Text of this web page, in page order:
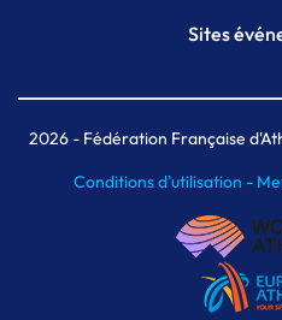
Plateforme
Sites
Meeting de
MAIF
2026- Fédération Française
Conditions d'utilisation -